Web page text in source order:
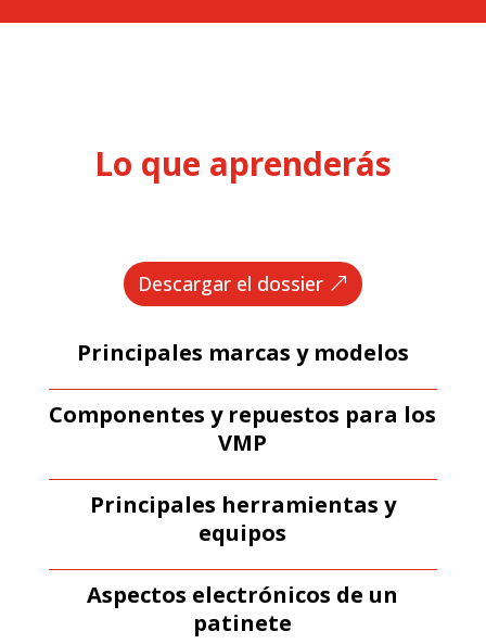
Lo que aprenderás
Descargar el dossier
Principales marcas y modelos
Componentes y repuestos para los
VMP
Principales herramientas y
equipos
Aspectos electrónicos de un
patinete